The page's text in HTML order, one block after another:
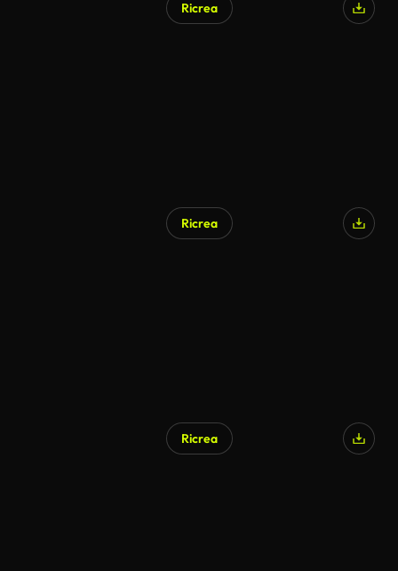
Ricrea
Ricrea
Ricrea